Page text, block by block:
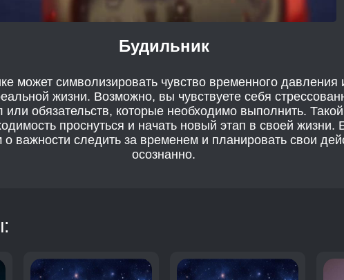
Будильник
может символизировать чувство временного давления
жизни. Возможно, вы чувствуете себя
обязательств, которые необходимо выполнить.
проснуться и начать новый этап в своей жизни.
о важности следить за временем и планировать свои
осознанно.